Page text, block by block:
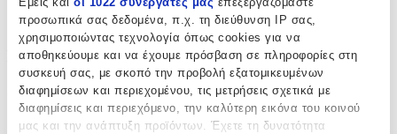
προσωπικά σας δεδομένα, π.χ. τη διεύθυνση IP σας,
χρησιμοποιώντας τεχνολογία όπως cookies για να
αποθηκεύουμε και να έχουμε πρόσβαση σε πληροφορίες στη
συσκευή σας, με σκοπό την προβολή εξατομικευμένων
διαφημίσεων και περιεχομένου, τις μετρήσεις σχετικά με
διαφημίσεις και περιεχόμενο, την καλύτερη εικόνα του κοινού
μας και την ανάπτυξη προϊόντων. Έχετε τη δυνατότητα
Spalding
Βασικά Χαρακτηριστικά
Χρώμα:
Πορτοκαλί